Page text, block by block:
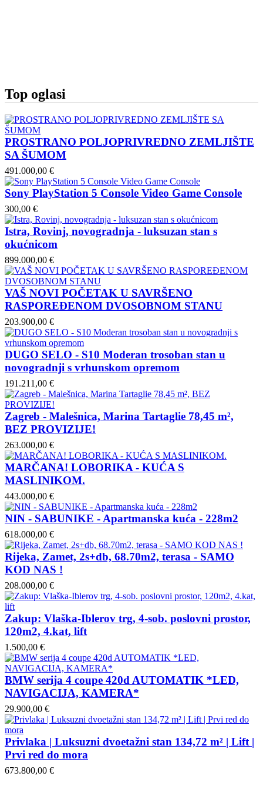
Top oglasi
PROSTRANO POLJOPRIVREDNO ZEMLJIŠTE
SA ŠUMOM
491.000,00 €
Sony PlayStation 5 Console Video Game Console
300,00 €
Istra, Rovinj, novogradnja - luksuzan stan s
okućnicom
899.000,00 €
VAŠ NOVI POČETAK U SAVRŠENO
RASPOREĐENOM DVOSOBNOM STANU
203.900,00 €
DUGO SELO - S10 Moderan trosoban stan u
novogradnji s vrhunskom opremom
191.211,00 €
Zagreb - Malešnica, Marina Tartaglie 78,45 m²,
BEZ PROVIZIJE!
263.000,00 €
MARČANA! LOBORIKA - KUĆA S
MASLINIKOM.
443.000,00 €
NIN - SABUNIKE - Apartmanska kuća - 228m2
618.000,00 €
Rijeka, Zamet, 2s+db, 68.70m2, terasa - SAMO
KOD NAS !
208.000,00 €
Zakup: Vlaška-Iblerov trg, 4-sob. poslovni prostor,
120m2, 4.kat, lift
1.500,00 €
BMW serija 4 coupe 420d AUTOMATIK *LED,
NAVIGACIJA, KAMERA*
29.900,00 €
Privlaka | Luksuzni dvoetažni stan 134,72 m² | Lift |
Prvi red do mora
673.800,00 €